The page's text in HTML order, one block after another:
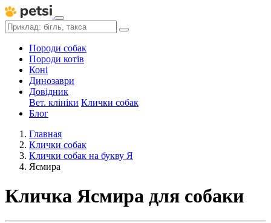
Породи собак
Породи котів
Коні
Динозаври
Довідник
Вет. клініки Клички собак
Блог
Главная
Клички собак
Клички собак на букву Я
Ясмира
Кличка Ясмира для собаки